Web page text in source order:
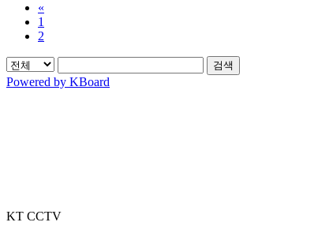
«
1
2
검색
Powered by KBoard
KT CCTV